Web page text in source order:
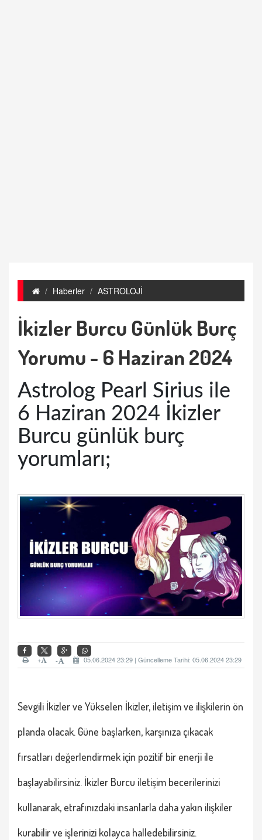
Haberler ASTROLOJİ
İkizler Burcu Günlük Burç
Yorumu - 6 Haziran 2024
Astrolog Pearl Sirius ile
6 Haziran 2024 İkizler
Burcu günlük burç
yorumları;
05.06.2024 23:29 | Güncelleme Tarihi: 05.06.2024 23:29
-
+
Sevgili İkizler ve Yükselen İkizler, iletişim ve ilişkilerin ön
planda olacak. Güne başlarken, karşınıza çıkacak
fırsatları değerlendirmek için pozitif bir enerji ile
başlayabilirsiniz. İkizler Burcu iletişim becerilerinizi
kullanarak, etrafınızdaki insanlarla daha yakın ilişkiler
kurabilir ve işlerinizi kolayca halledebilirsiniz.